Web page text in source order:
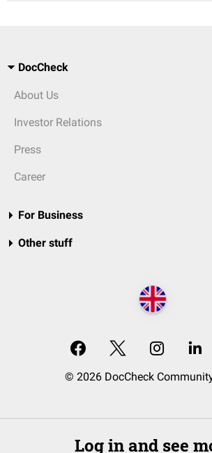
DocCheck
About Us
Investor Relations
Press
Career
For Business
Other stuff
© 2026 DocCheck
Log in and see